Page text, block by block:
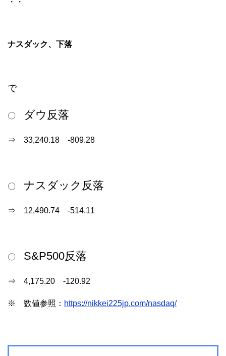
ナスダック、下落
で
〇 ダウ反落
⇒ 33,240.18 -809.28
〇 ナスダック反落
⇒ 12,490.74 -514.11
〇 S&P500反落
⇒ 4,175.20 -120.92
※ 数値参照： https://nikkei225jp.com/nasdaq/